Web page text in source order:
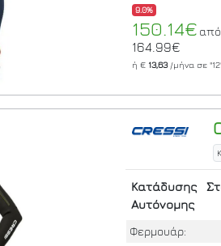
9.0%
150.14€ από
164.99€
ή € 13,63/μήνα σε
Κατάδυσης
Αυτόνομης
Φερμουάρ: